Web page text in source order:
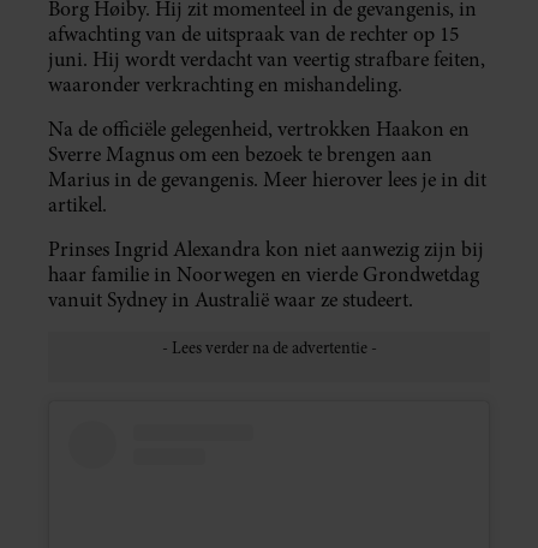
Borg Høiby. Hij zit momenteel in de gevangenis, in
afwachting van de uitspraak van de rechter op 15
juni. Hij wordt verdacht van veertig strafbare feiten,
waaronder verkrachting en mishandeling.
Na de officiële gelegenheid, vertrokken Haakon en
Sverre Magnus om een bezoek te brengen aan
Marius in de gevangenis. Meer hierover lees je in dit
artikel.
Prinses Ingrid Alexandra kon niet aanwezig zijn bij
haar familie in Noorwegen en vierde Grondwetdag
vanuit Sydney in Australië waar ze studeert.